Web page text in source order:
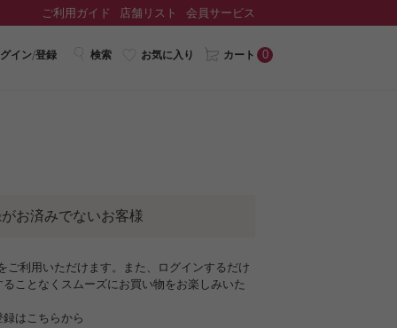
ご利用ガイド 店舗リスト 会員サービス
イン/登録 検索 お気に入り カート 0
お済みでないお客様
ご利用いただけます。また、ログインするだけ
ことなくスムーズにお買い物をお楽しみいた
はこちらから